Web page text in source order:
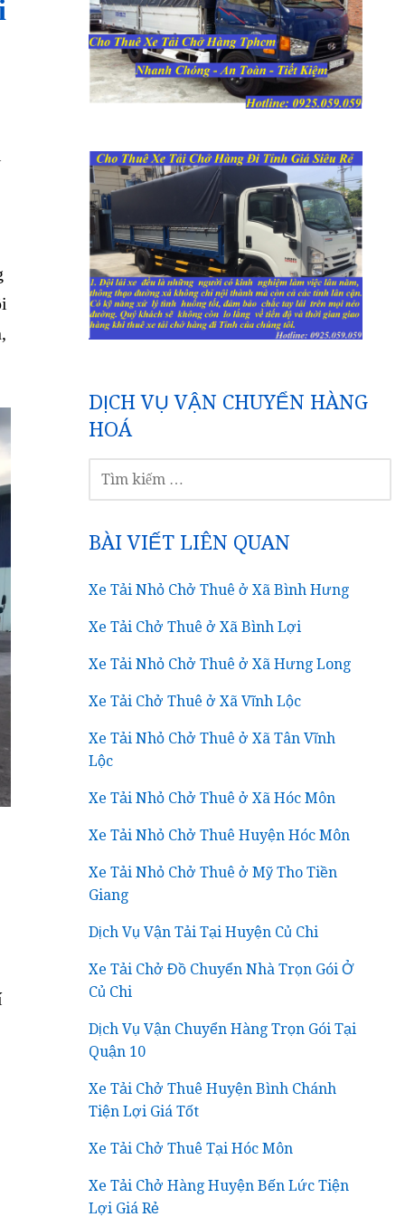
DỊCH VỤ VẬN CHUYỂN HÀNG
HOÁ
KIẾM
BÀI VIẾT LIÊN QUAN
Xe Tải Nhỏ Chở Thuê ở Xã Bình Hưng
Xe Tải Chở Thuê ở Xã Bình Lợi
Xe Tải Nhỏ Chở Thuê ở Xã Hưng Long
Xe Tải Chở Thuê ở Xã Vĩnh Lộc
Xe Tải Nhỏ Chở Thuê ở Xã Tân Vĩnh
Lộc
Xe Tải Nhỏ Chở Thuê ở Xã Hóc Môn
Xe Tải Nhỏ Chở Thuê Huyện Hóc Môn
Xe Tải Nhỏ Chở Thuê ở Mỹ Tho Tiền
Giang
Dịch Vụ Vận Tải Tại Huyện Củ Chi
Xe Tải Chở Đồ Chuyển Nhà Trọn Gói Ở
Củ Chi
Dịch Vụ Vận Chuyển Hàng Trọn Gói Tại
Quận 10
Xe Tải Chở Thuê Huyện Bình Chánh
Tiện Lợi Giá Tốt
Xe Tải Chở Thuê Tại Hóc Môn
Xe Tải Chở Hàng Huyện Bến Lức Tiện
Lợi Giá Rẻ